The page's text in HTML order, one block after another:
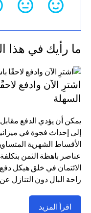
ما رأيك في هذا
اشترِ الآن وادفع
السهلة
يمكن أن يؤدي الدفع
إلى إحداث فجوة في
عناصر باهظة الثمن
الائتمان في خلق هيكل
راحة البال دون التنازل
اقرأ المزيد